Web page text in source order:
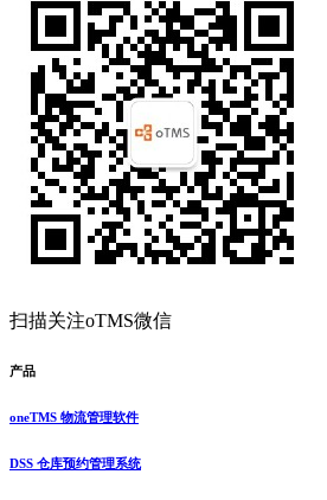
扫描关注oTMS微信
产品
oneTMS 物流管理软件
DSS 仓库预约管理系统